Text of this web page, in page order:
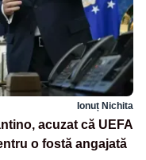
Ionuț Nichita
acuzat că UEFA
o fostă angajată